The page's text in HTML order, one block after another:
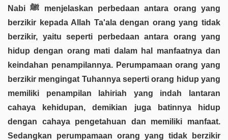
Nabi ﷺ menjelaskan perbedaan antara orang yang
berzikir kepada Allah Ta'ala dengan orang yang tidak
berzikir, yaitu seperti perbedaan antara orang yang
hidup dengan orang mati dalam hal manfaatnya dan
keindahan penampilannya. Perumpamaan orang yang
berzikir mengingat Tuhannya seperti orang hidup yang
memiliki penampilan lahiriah yang indah lantaran
cahaya kehidupan, demikian juga batinnya hidup
dengan cahaya pengetahuan dan memiliki manfaat.
Sedangkan perumpamaan orang yang tidak berzikir